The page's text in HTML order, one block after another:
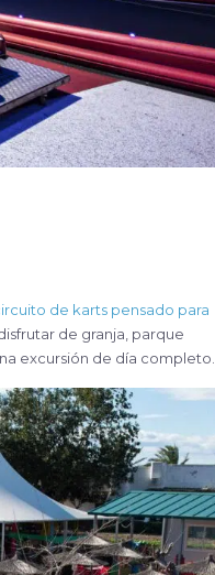
de karts pensado para
de granja, parque
excursión de día completo.